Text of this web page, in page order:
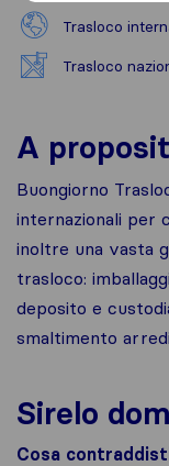
Trasloco
Trasloco
A
Buongiorno
internazionali per
inoltre una vasta
trasloco:
deposito e
smaltimento
Sirelo
Cosa